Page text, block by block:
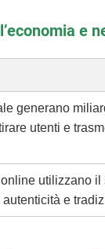
e
generano
utenti e
utilizzano
e